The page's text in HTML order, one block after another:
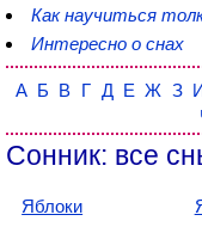
Как научиться
Интересно о снах
А Б В Г Д Е Ж З
Сонник: все
Яблоки